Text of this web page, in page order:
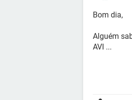
Bom dia,
Alguém
AVI ...